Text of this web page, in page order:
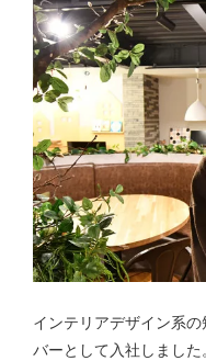
インテリアデザイン系
バーとして入社しました